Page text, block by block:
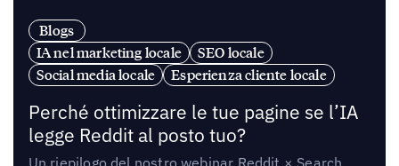
Blogs
IA nel marketing locale
SEO locale
Social media locale
Esperienza cliente locale
Perché ottimizzare le tue pagine se l’IA
legge Reddit al posto tuo?
Un riepilogo del nostro webinar Reddit × Search